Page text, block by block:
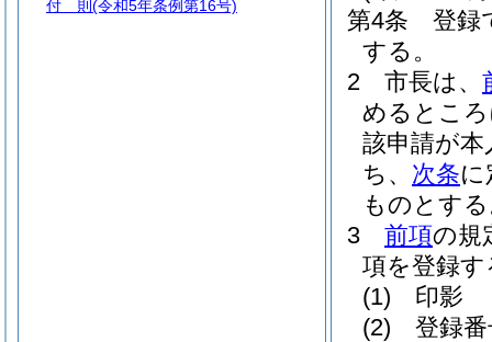
第4条
登録
する。
2
市長は、
めるとこ
該申請が
ち、 次条に
ものとす
3
前項の規
項を登録
(1)
印影
(2)
登録
付 則 (令和5年条例第16号)